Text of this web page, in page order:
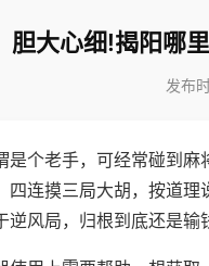
胆大心细!揭阳哪
发布
是个老手，可经常碰到
四连摸三局大胡，按道理
逆风局，归根到底还是输